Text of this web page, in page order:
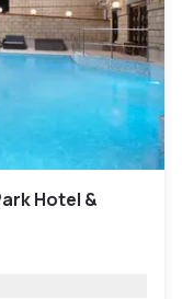
Hotel &